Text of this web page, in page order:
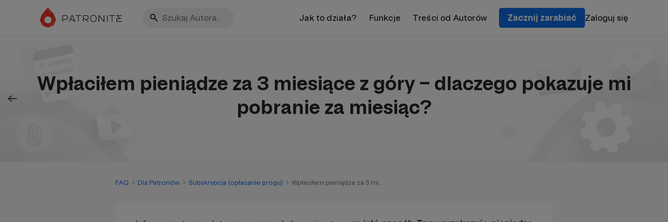
Jak to działa? Funkcje Treści od Autorów Zacznij zarabiać Zaloguj się
Wpłaciłem pieniądze za 3 miesiące z góry – dlaczego pokazuje mi
pobranie za miesiąc?
FAQ Dla Patronów Subskrypcja (opłacanie progu) Wpłaciłem pieniądze za 3 mi...